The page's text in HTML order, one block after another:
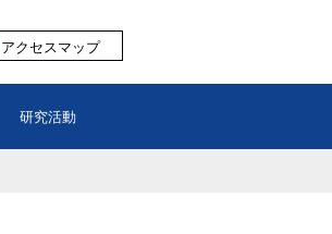
アクセスマップ
研究活動